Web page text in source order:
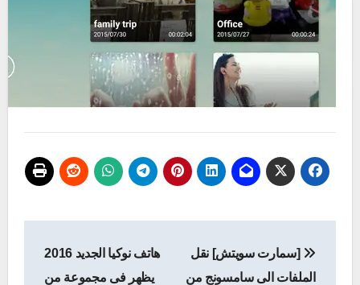
المقالات
[سمارت سويتش] نقل
الملفات الى سامسونج من
هاتف نوكيا الجديد 2016
يظهر فى مجموعة من